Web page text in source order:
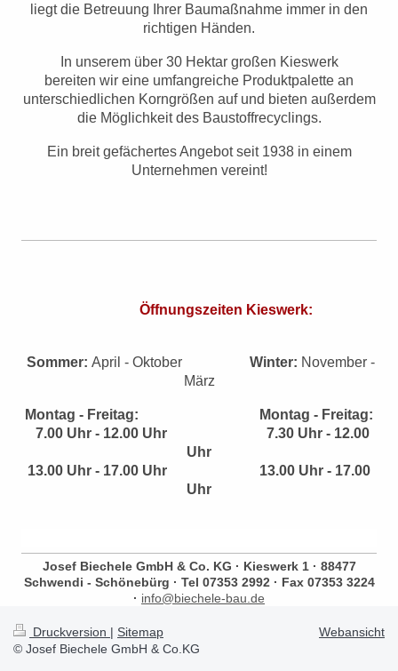
liegt die Betreuung Ihrer Baumaßnahme immer in den
richtigen Händen.
In unserem über 30 Hektar großen Kieswerk
bereiten wir eine umfangreiche Produktpalette an
unterschiedlichen Korngrößen auf und bieten außerdem
die Möglichkeit des Baustoffrecyclings.
Ein breit gefächertes Angebot seit 1938 in einem
Unternehmen vereint!
Öffnungszeiten Kieswerk:
Sommer: April - Oktober Winter: November -
März
Montag - Freitag:
Montag - Freitag:
7.00 Uhr - 12.00 Uhr 7.30 Uhr - 12.00
Uhr
13.00 Uhr - 17.00 Uhr 13.00 Uhr - 17.00
Uhr
Josef Biechele GmbH & Co. KG · Kieswerk 1 · 88477
Schwendi - Schönebürg · Tel 07353 2992 · Fax 07353 3224
· info@biechele-bau.de
Druckversion | Sitemap
© Josef Biechele GmbH & Co.KG
Webansicht